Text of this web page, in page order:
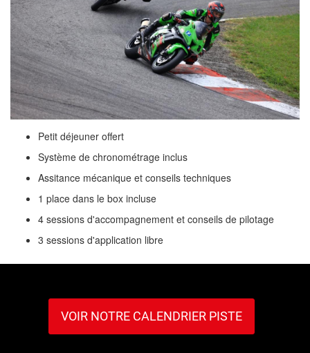
Petit déjeuner offert
Système de chronométrage inclus
Assitance mécanique et conseils techniques
1 place dans le box incluse
4 sessions d'accompagnement et conseils de pilotage
3 sessions d'application libre
VOIR NOTRE CALENDRIER PISTE